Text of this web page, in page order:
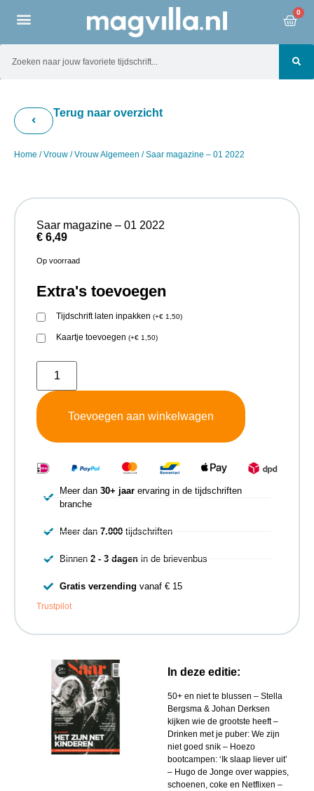
0
Terug naar overzicht
Home /Vrouw /Vrouw Algemeen / Saar magazine – 01 2022
In deze editie:
50+ en niet te blussen – Stella
Bergsma & Johan Derksen
kijken wie de grootste heeft –
Drinken met je puber: We zijn
niet goed snik – Hoezo
bootcampen: ‘Ik slaap liever uit’
– Hugo de Jonge over wappies,
schoenen, coke en Netflixen –
Saar magazine – 01 2022
€ 6,49
Op voorraad
Extra's toevoegen
Tijdschrift laten inpakken (+€ 1,50)
Kaartje toevoegen (+€ 1,50)
Toevoegen aan winkelwagen
Meer dan 30+ jaarervaring in de tijdschriften
branche
Meer dan 7.000tijdschriften
Binnen 2 - 3 dagenin de brievenbus
Gratis verzending vanaf € 15
Trustpilot